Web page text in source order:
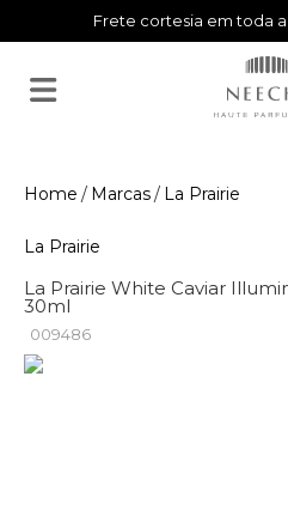
Frete cortesia em toda
Marcas La Prairie
La Prairie
La Prairie White Caviar
30ml
009486